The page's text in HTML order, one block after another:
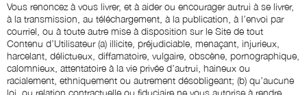
Vous renoncez à vous livrer, et à aider ou encourager autrui à se livrer,
à la transmission, au téléchargement, à la publication, à l’envoi par
courriel, ou à toute autre mise à disposition sur le Site de tout
Contenu d’Utilisateur (a) illicite, préjudiciable, menaçant, injurieux,
harcelant, délictueux, diffamatoire, vulgaire, obscène, pornographique,
calomnieux, attentatoire à la vie privée d’autrui, haineux ou
racialement, ethniquement ou autrement désobligeant; (b) qu’aucune
loi, ou relation contractuelle ou fiduciaire ne vous autorise à rendre